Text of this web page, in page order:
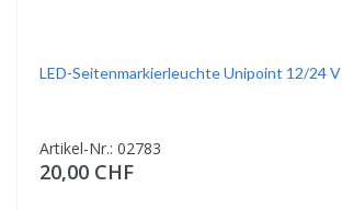
LED-Seitenmarkierleuchte Unipoint 12/24 V
Artikel-Nr.: 02783
20,00 CHF